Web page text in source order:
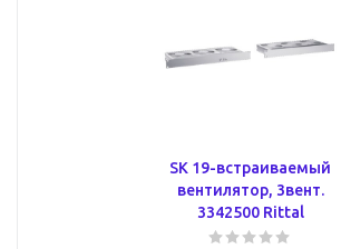
SK 19-встраиваемый
вентилятор, 3вент.
3342500 Rittal